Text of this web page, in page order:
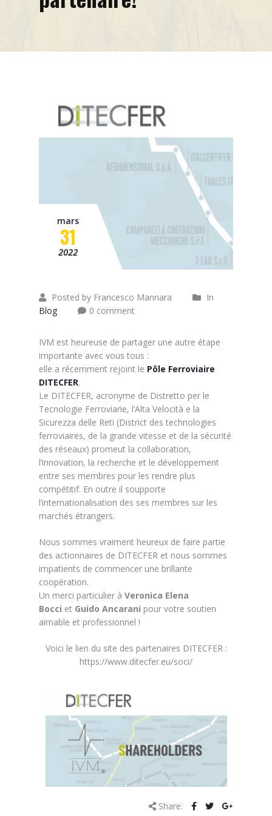
mars
31
2022
Posted by Francesco Mannara
In
Blog
0 comment
IVM est heureuse de partager une autre étape
importante avec vous tous :
elle a récemment rejoint le Pôle Ferroviaire
DITECFER.
Le DITECFER, acronyme de Distretto per le
Tecnologie Ferroviarie, l’Alta Velocità e la
Sicurezza delle Reti (District des technologies
ferroviaires, de la grande vitesse et de la sécurité
des réseaux) promeut la collaboration,
l’innovation, la recherche et le développement
entre ses membres pour les rendre plus
compétitif. En outre il soupporte
l’internationalisation des ses membres sur les
marchés étrangers.
Nous sommes vraiment heureux de faire partie
des actionnaires de DITECFER et nous sommes
impatients de commencer une brillante
coopération.
Un merci particulier à Veronica Elena
Bocci et Guido Ancarani pour votre soutien
aimable et professionnel !
Voici le lien du site des partenaires DITECFER :
https://www.ditecfer.eu/soci/
Share: